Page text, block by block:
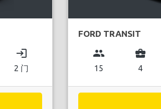
login
2 门
FORD TRANSIT
group
15
business_center
4